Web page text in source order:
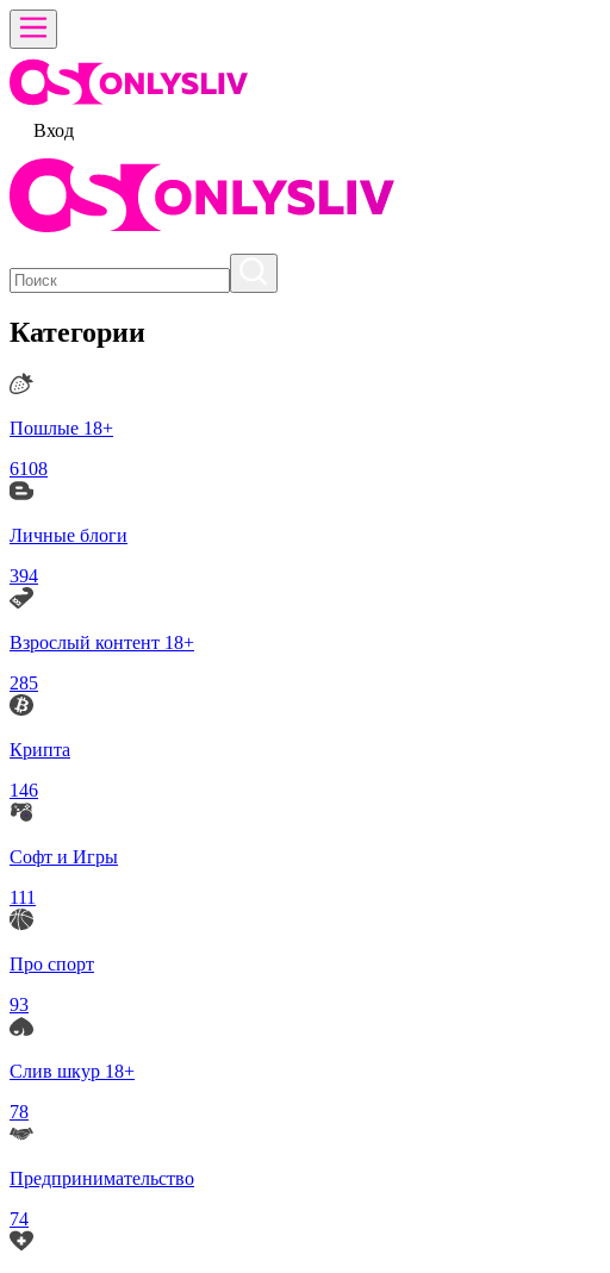
Вход
Категории
Пошлые 18+
6108
Личные блоги
394
Взрослый контент 18+
285
Крипта
146
Софт и Игры
111
Про спорт
93
Слив шкур 18+
78
Предпринимательство
74